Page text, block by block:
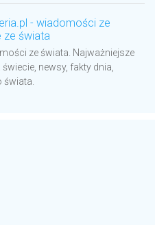
- wiadomości ze
ze świata
ze świata. Najważniejsze
newsy, fakty dnia,